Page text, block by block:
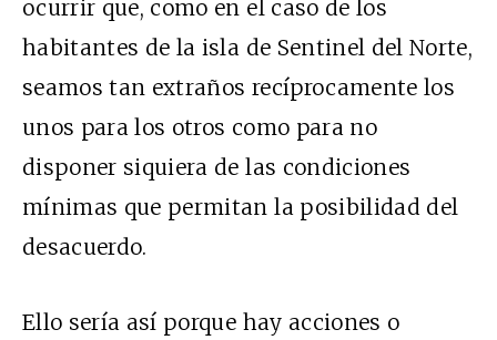
ocurrir que, como en el caso de los
habitantes de la isla de Sentinel del Norte,
seamos tan extraños recíprocamente los
unos para los otros como para no
disponer siquiera de las condiciones
mínimas que permitan la posibilidad del
desacuerdo.
Ello sería así porque hay acciones o